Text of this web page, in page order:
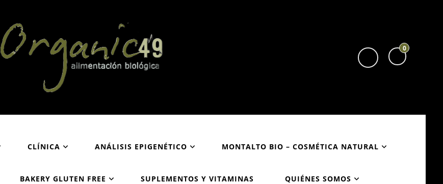
Organic49
Tu supermercado biológico y ecológico en San Sebastián
0
CLÍNICA ANÁLISIS EPIGENÉTICO MONTALTO BIO – COSMÉTICA NATURAL
BAKERY GLUTEN FREE SUPLEMENTOS Y VITAMINAS QUIÉNES SOMOS